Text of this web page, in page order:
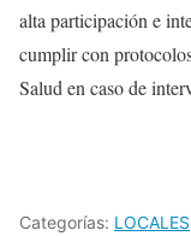
alta participación e
cumplir con
Salud en caso de
Categorías: LOCALES